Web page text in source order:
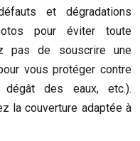
et dégradations
pour éviter toute
pas de souscrire une
vous protéger contre
des eaux, etc.).
la couverture adaptée à